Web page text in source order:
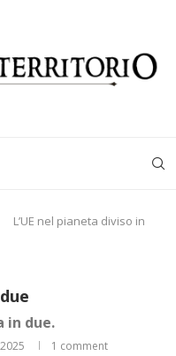
L’UE nel pianeta diviso in
in due.
1 comment